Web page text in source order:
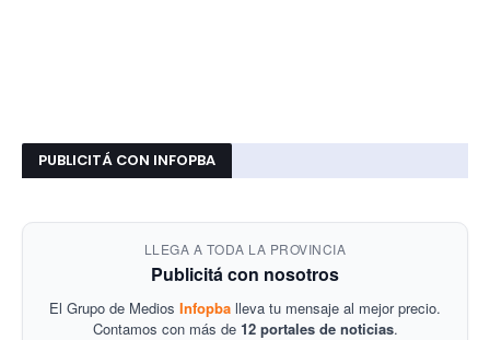
PUBLICITÁ CON INFOPBA
LLEGA A TODA LA PROVINCIA
Publicitá con nosotros
El Grupo de Medios Infopba lleva tu mensaje al mejor precio.
Contamos con más de 12 portales de noticias.